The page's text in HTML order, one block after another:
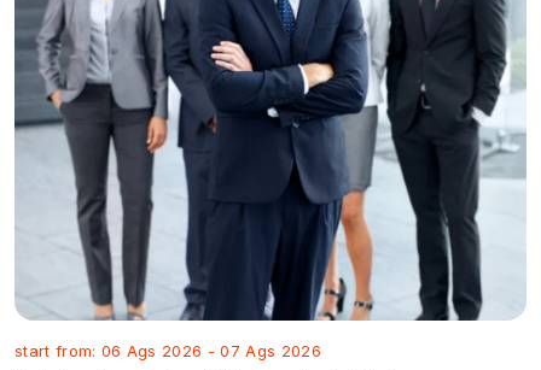
start from: 06 Ags 2026 - 07 Ags 2026